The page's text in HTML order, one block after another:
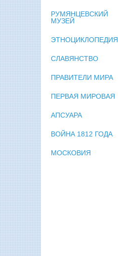
РУМЯНЦЕВСКИЙ
МУЗЕЙ
ЭТНОЦИКЛОПЕДИЯ
СЛАВЯНСТВО
ПРАВИТЕЛИ МИРА
ПЕРВАЯ МИРОВАЯ
АПСУАРА
ВОЙНА 1812 ГОДА
МОСКОВИЯ